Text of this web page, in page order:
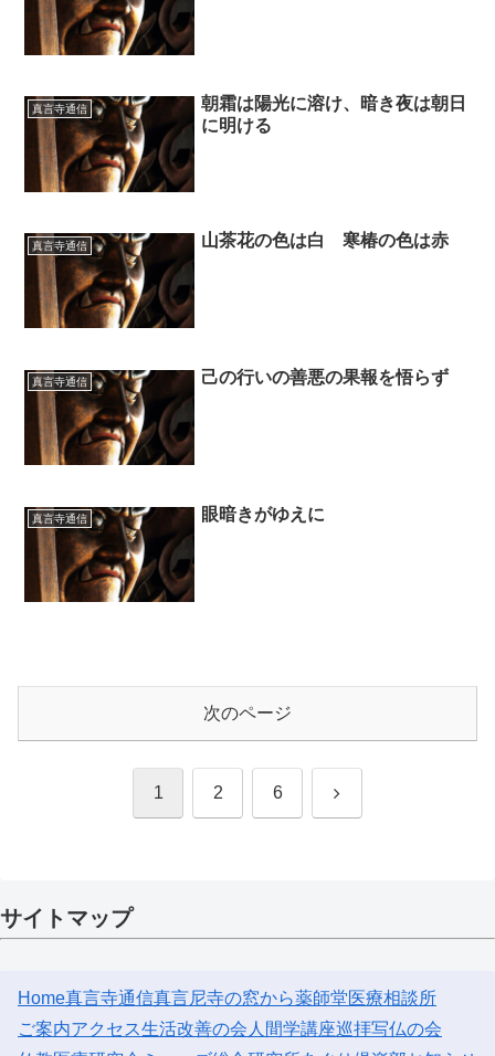
真言寺通信
朝霜は陽光に溶け、暗き夜は朝日
に明ける
真言寺通信 山茶花の色は白 寒椿の色は赤
真言寺通信 己の行いの善悪の果報を悟らず
真言寺通信 眼暗きがゆえに
次のページ
1 2 6 次
サイトマップ
Home真言寺通信真言尼寺の窓から薬師堂医療相談所
ご案内アクセス生活改善の会 人間学講座巡拝写仏の会